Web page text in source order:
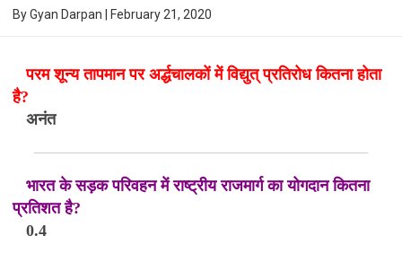
ByGyan Darpan February 21, 2020
परम शून्य तापमान पर अर्द्धचालकों में विद्युत् प्रतिरोध कितना होता
है?
अनंत
भारत के सड़क परिवहन में राष्ट्रीय राजमार्ग का योगदान कितना
प्रतिशत है?
0.4